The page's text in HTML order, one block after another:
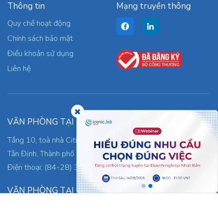
Thông tin
Quy chế hoạt động
Chính sách bảo mật
Điều khoản sử dụng
Liên hệ
Mạng truyền thông
VĂN PHÒNG TẠI TP. HỒ CHÍ MINH
Tầng 10, toà nhà Citilight, Số 45, Đường Võ Thị Sáu, Phường
Tân Định, Thành phố Hồ Chí Minh, Việt Nam.
Điện thoại: (84-28) 3821-5122
VĂN PHÒNG TẠI HÀ NỘI